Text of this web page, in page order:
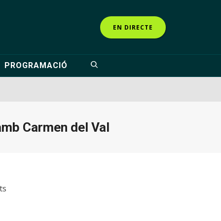
EN DIRECTE
PROGRAMACIÓ
Carmen del Val